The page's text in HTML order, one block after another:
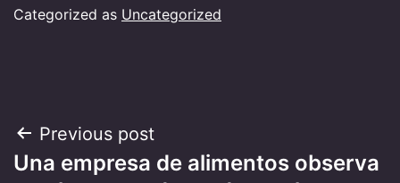
Categorized as Uncategorized
Post
Previous post
Una empresa de alimentos observa